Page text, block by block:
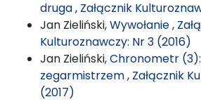
druga, Załącznik
Jan Zieliński,Wywołanie,
Kulturoznawczy: Nr 3 (2016)
Jan Zieliński,Chronometr
zegarmistrzem, Załącznik
(2017)